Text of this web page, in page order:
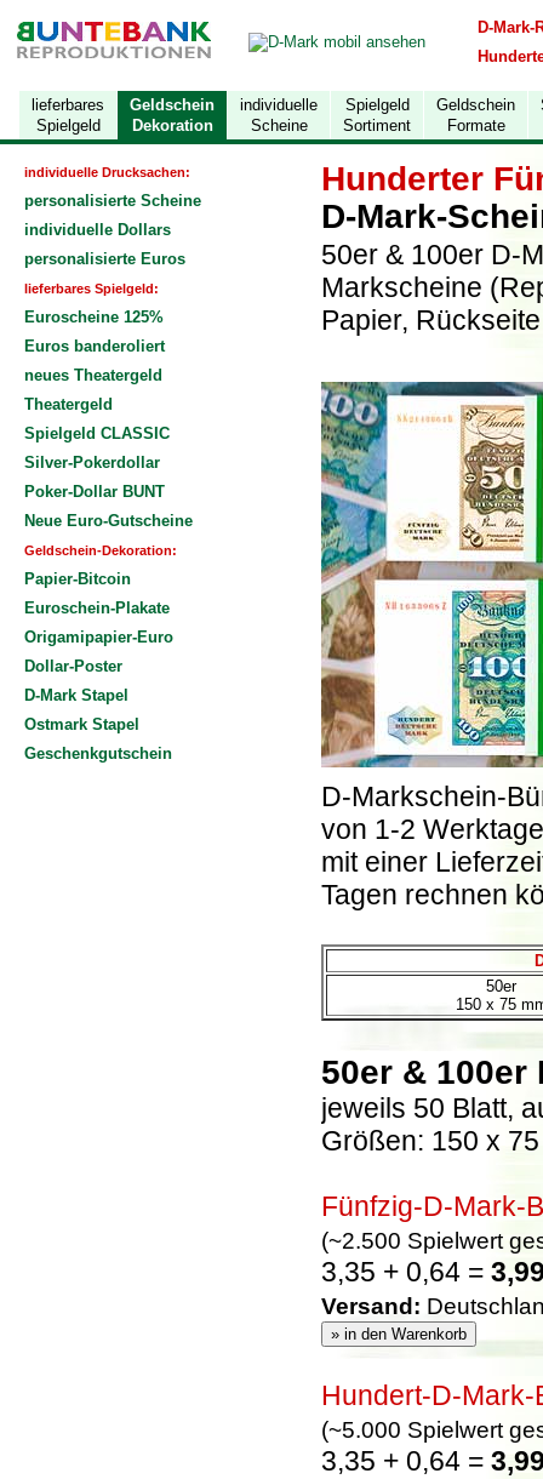
D-Mark-
lieferbares
Spielgeld
Geldschein
Dekoration
individuelle
Scheine
Spielgeld
Sortiment
Geldschein
Formate
Hunderter
D-Mark-
50er & 100er D-
Markscheine
Papier,
D-Markschein-
von 1-2
mit einer
Tagen rechnen
50er
150 x 75
50er & 100er
jeweils 50 Blatt,
Größen: 150 x
Fünfzig-D-Mark-
(~2.500 Spielwert
3,35 + 0,64 =
Versand:
Hundert-D-Mark-
(~5.000 Spielwert
3,35 + 0,64 =
individuelle Drucksachen:
personalisierte Scheine
individuelle Dollars
personalisierte Euros
lieferbares Spielgeld:
Euroscheine 125%
Euros banderoliert
neues Theatergeld
Theatergeld
Spielgeld CLASSIC
Silver-Pokerdollar
Poker-Dollar BUNT
Neue Euro-Gutscheine
Geldschein-Dekoration:
Papier-Bitcoin
Euroschein-Plakate
Origamipapier-Euro
Dollar-Poster
D-Mark Stapel
Ostmark Stapel
Geschenkgutschein